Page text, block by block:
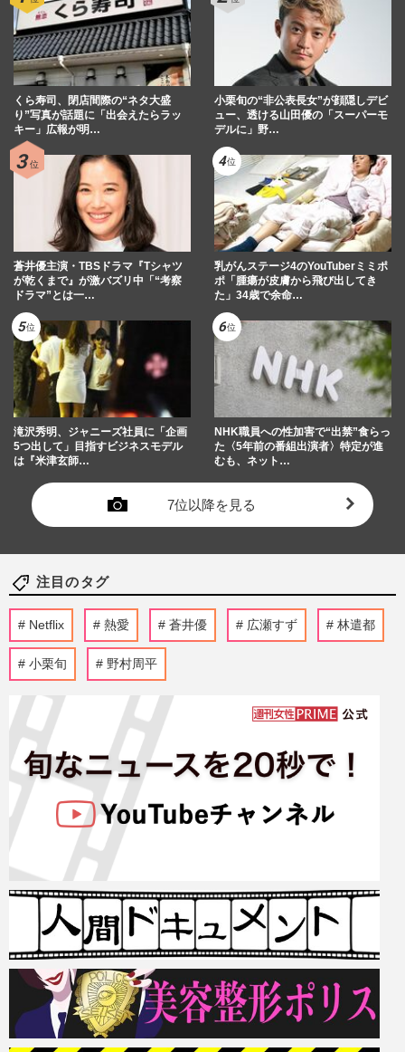
くら寿司、閉店間際の“ネタ大盛
り”写真が話題に「出会えたらラッ
キー」広報が明…
小栗旬の“非公表長女”が顔隠しデビ
ュー、透ける山田優の「スーパーモ
デルに」野…
蒼井優主演・TBSドラマ『Tシャツ
が乾くまで』が激バズリ中「“考察
ドラマ”とは一…
乳がんステージ4のYouTuberミミポ
ポ「腫瘍が皮膚から飛び出してき
た」34歳で余命…
滝沢秀明、ジャニーズ社員に「企画
5つ出して」目指すビジネスモデル
は『米津玄師…
NHK職員への性加害で“出禁”食らっ
た〈5年前の番組出演者〉特定が進
むも、ネット…
7位以降を見る
注目のタグ
Netflix 熱愛 蒼井優 広瀬すず 林遣都
小栗旬 野村周平